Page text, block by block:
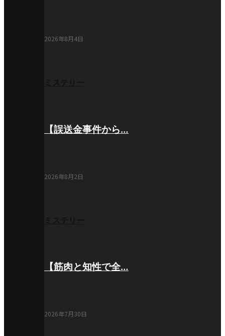
2026年8月4日
【誤送金事件から…
2026年8月2日
【筋肉と知性で全…
2026年7月30日